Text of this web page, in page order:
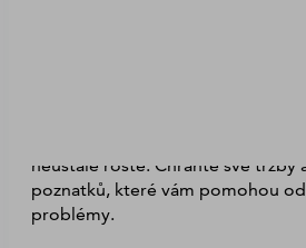
neustále roste. Chraňte své tržby
poznatků, které vám pomohou
problémy.